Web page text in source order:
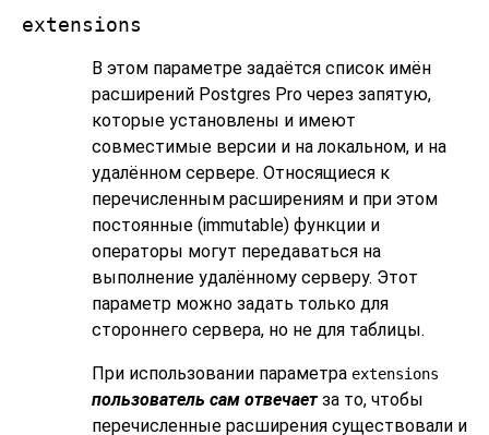
extensions
В этом параметре задаётся список имён
расширений Postgres Pro через запятую,
которые установлены и имеют
совместимые версии и на локальном, и на
удалённом сервере. Относящиеся к
перечисленным расширениям и при этом
постоянные (immutable) функции и
операторы могут передаваться на
выполнение удалённому серверу. Этот
параметр можно задать только для
стороннего сервера, но не для таблицы.
При использовании параметра extensions
пользователь сам отвечаетза то, чтобы
перечисленные расширения существовали и